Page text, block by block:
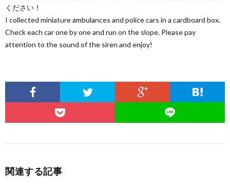
ください！
I collected miniature ambulances and police cars in a cardboard box.
Check each car one by one and run on the slope. Please pay
attention to the sound of the siren and enjoy!
関連する記事